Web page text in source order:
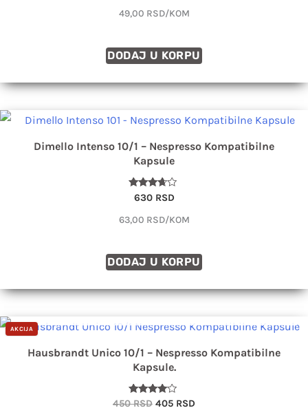
od 5
49,00 RSD/KOM
DODAJ U KORPU
Dimello Intenso 10/1 – Nespresso Kompatibilne
Kapsule
Ocenjeno
sa
od 5
630 RSD
63,00 RSD/KOM
DODAJ U KORPU
AKCIJA
Hausbrandt Unico 10/1 – Nespresso Kompatibilne
Kapsule.
Ocenjeno
450RSD
cena
je
bila:
450 RSD.
405 RSD
cena
405 RSD.